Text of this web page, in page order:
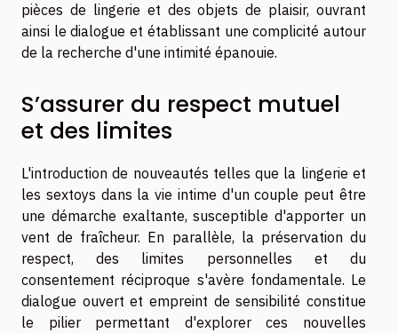
pièces de lingerie et des objets de plaisir, ouvrant
ainsi le dialogue et établissant une complicité autour
de la recherche d'une intimité épanouie.
S’assurer du respect mutuel
et des limites
L'introduction de nouveautés telles que la lingerie et
les sextoys dans la vie intime d'un couple peut être
une démarche exaltante, susceptible d'apporter un
vent de fraîcheur. En parallèle, la préservation du
respect, des limites personnelles et du
consentement réciproque s'avère fondamentale. Le
dialogue ouvert et empreint de sensibilité constitue
le pilier permettant d'explorer ces nouvelles